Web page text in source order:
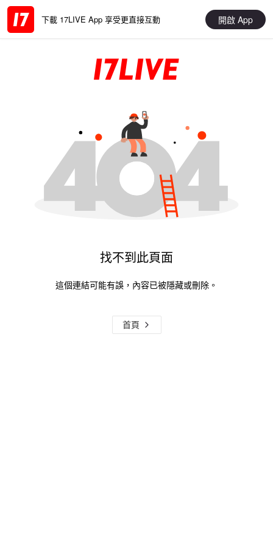
下載 17LIVE App 享受更直接互動 開啟 App
找不到此頁面
這個連結可能有誤，內容已被隱藏或刪除。
首頁